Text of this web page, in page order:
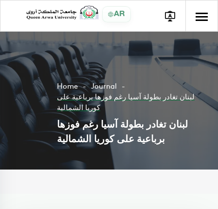
AR
Home
Journal
لبنان تغادر بطولة آسيا رغم فوزها برباعية على
كوريا الشمالية
لبنان تغادر بطولة آسيا رغم فوزها
برباعية على كوريا الشمالية